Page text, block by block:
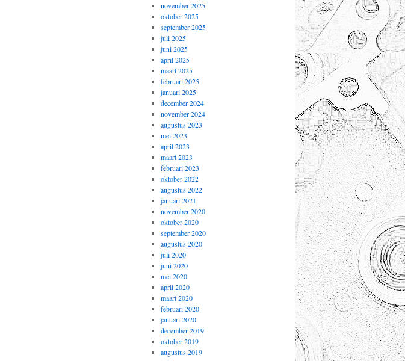
november 2025
oktober 2025
september 2025
juli 2025
juni 2025
april 2025
maart 2025
februari 2025
januari 2025
december 2024
november 2024
augustus 2023
mei 2023
april 2023
maart 2023
februari 2023
oktober 2022
augustus 2022
januari 2021
november 2020
oktober 2020
september 2020
augustus 2020
juli 2020
juni 2020
mei 2020
april 2020
maart 2020
februari 2020
januari 2020
december 2019
oktober 2019
augustus 2019